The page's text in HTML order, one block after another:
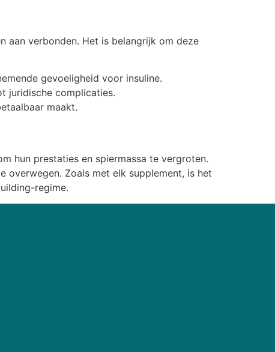
aan verbonden. Het is belangrijk om deze
gevoeligheid voor insuline.
juridische complicaties.
maakt.
hun prestaties en spiermassa te vergroten.
overwegen. Zoals met elk supplement, is het
regime.